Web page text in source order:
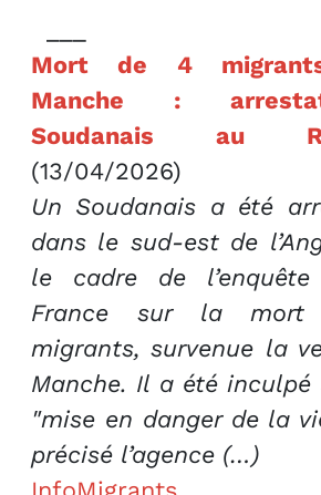
Mort de 4
Manche :
Soudanais au
(13/04/2026)
Un Soudanais a été
dans le sud-est de
le cadre de
France sur la mort
migrants, survenue la
Manche. Il a été inculpé
"mise en danger de la
précisé l’agence (…)